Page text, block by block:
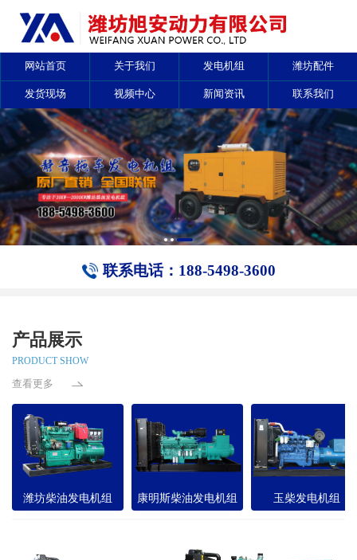
网站首页 关于我们 发电机组 潍坊配件
发货现场 视频中心 新闻资讯 联系我们
联系电话：188-5498-3600
产品展示
PRODUCT SHOW
查看更多
潍坊柴油发电机组 康明斯柴油发电机组 玉柴发电机组